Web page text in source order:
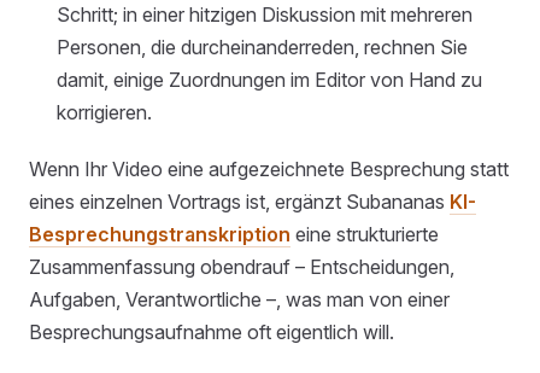
Schritt; in einer hitzigen Diskussion mit mehreren
Personen, die durcheinanderreden, rechnen Sie
damit, einige Zuordnungen im Editor von Hand zu
korrigieren.
Wenn Ihr Video eine aufgezeichnete Besprechung statt
eines einzelnen Vortrags ist, ergänzt Subananas KI-
Besprechungstranskription eine strukturierte
Zusammenfassung obendrauf – Entscheidungen,
Aufgaben, Verantwortliche –, was man von einer
Besprechungsaufnahme oft eigentlich will.